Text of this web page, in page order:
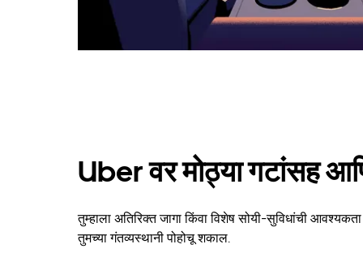
Uber वर मोठ्या गटांसह
तुम्हाला अतिरिक्त जागा किंवा विशेष सोयी-सुविधांची
तुमच्या गंतव्यस्थानी पोहोचू शकाल.